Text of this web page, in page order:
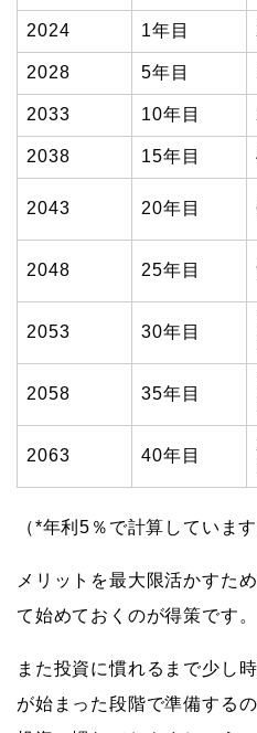
2024 1年目
2028 5年目
2033 10年目
2038 15年目
2043 20年目
2048 25年目
2053 30年目
2058 35年目
2063 40年目
（*年利5％で計算しています
メリットを最大限活かすた
て始めておくのが得策です。
また投資に慣れるまで少し
が始まった段階で準備する